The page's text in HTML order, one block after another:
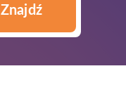
Znajdź